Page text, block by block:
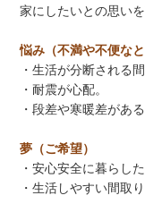
家にしたいとの思い
悩み（不満や不便なと
・生活が分断される
・耐震が心配。
・段差や寒暖差がある
夢（ご希望）
・安心安全に暮らし
・生活しやすい間取